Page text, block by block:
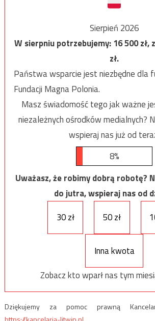
Sierpień 2026
W sierpniu potrzebujemy:16 500zł,
zł.
Państwa wsparcie jest niezbędne dla
Fundacji Magna Polonia.
Masz świadomość tego jak ważne
niezależnych ośrodków medialnych?
wspieraj nas już od
8%
Uważasz, że robimy dobrą robotę?
do jutra, wspieraj nas od
30 zł
50 zł
Inna kwota
Zobacz kto wparł nas tym
Dziękujemy za pomoc prawną